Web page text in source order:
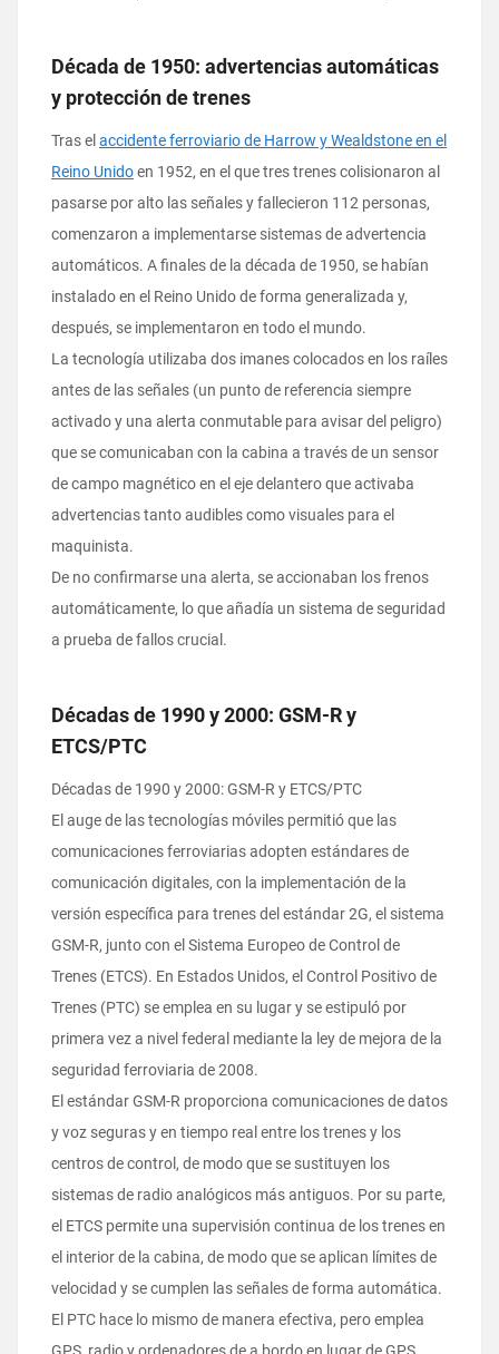
Década de 1950: advertencias automáticas
y protección de trenes
Tras el accidente ferroviario de Harrow y Wealdstone en el
Reino Unidoen 1952, en el que tres trenes colisionaron al
pasarse por alto las señales y fallecieron 112 personas,
comenzaron a implementarse sistemas de advertencia
automáticos. A finales de la década de 1950, se habían
instalado en el Reino Unido de forma generalizada y,
después, se implementaron en todo el mundo.
La tecnología utilizaba dos imanes colocados en los raíles
antes de las señales (un punto de referencia siempre
activado y una alerta conmutable para avisar del peligro)
que se comunicaban con la cabina a través de un sensor
de campo magnético en el eje delantero que activaba
advertencias tanto audibles como visuales para el
maquinista.
De no confirmarse una alerta, se accionaban los frenos
automáticamente, lo que añadía un sistema de seguridad
a prueba de fallos crucial.
Décadas de 1990 y 2000: GSM-R y
ETCS/PTC
Décadas de 1990 y 2000: GSM-R y ETCS/PTC
El auge de las tecnologías móviles permitió que las
comunicaciones ferroviarias adopten estándares de
comunicación digitales, con la implementación de la
versión específica para trenes del estándar 2G, el sistema
GSM-R, junto con el Sistema Europeo de Control de
Trenes (ETCS). En Estados Unidos, el Control Positivo de
Trenes (PTC) se emplea en su lugar y se estipuló por
primera vez a nivel federal mediante la ley de mejora de la
seguridad ferroviaria de 2008.
El estándar GSM-R proporciona comunicaciones de datos
y voz seguras y en tiempo real entre los trenes y los
centros de control, de modo que se sustituyen los
sistemas de radio analógicos más antiguos. Por su parte,
el ETCS permite una supervisión continua de los trenes en
el interior de la cabina, de modo que se aplican límites de
velocidad y se cumplen las señales de forma automática.
El PTC hace lo mismo de manera efectiva, pero emplea